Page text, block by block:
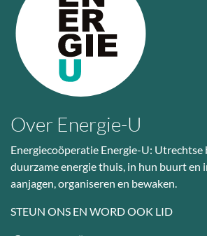
Over Energie-U
Energiecoöperatie Energie-U: Utrechtse
duurzame energie thuis, in hun buurt en
aanjagen, organiseren en bewaken.
STEUN ONS EN WORD OOK LID